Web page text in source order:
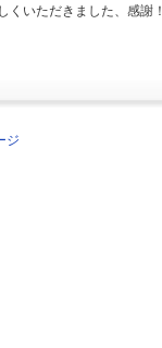
くいただきました、感謝！
ジ